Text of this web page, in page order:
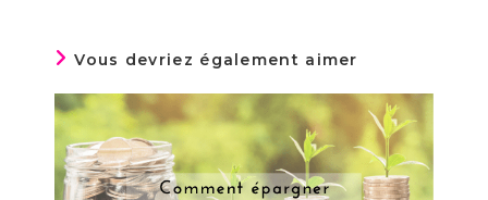
Vous devriez également aimer